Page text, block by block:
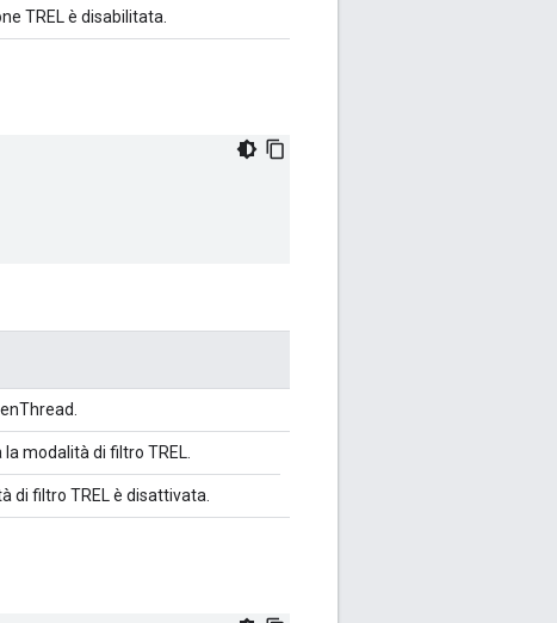
TREL è disabilitata.
modalità di filtro TREL.
di filtro TREL è disattivata.